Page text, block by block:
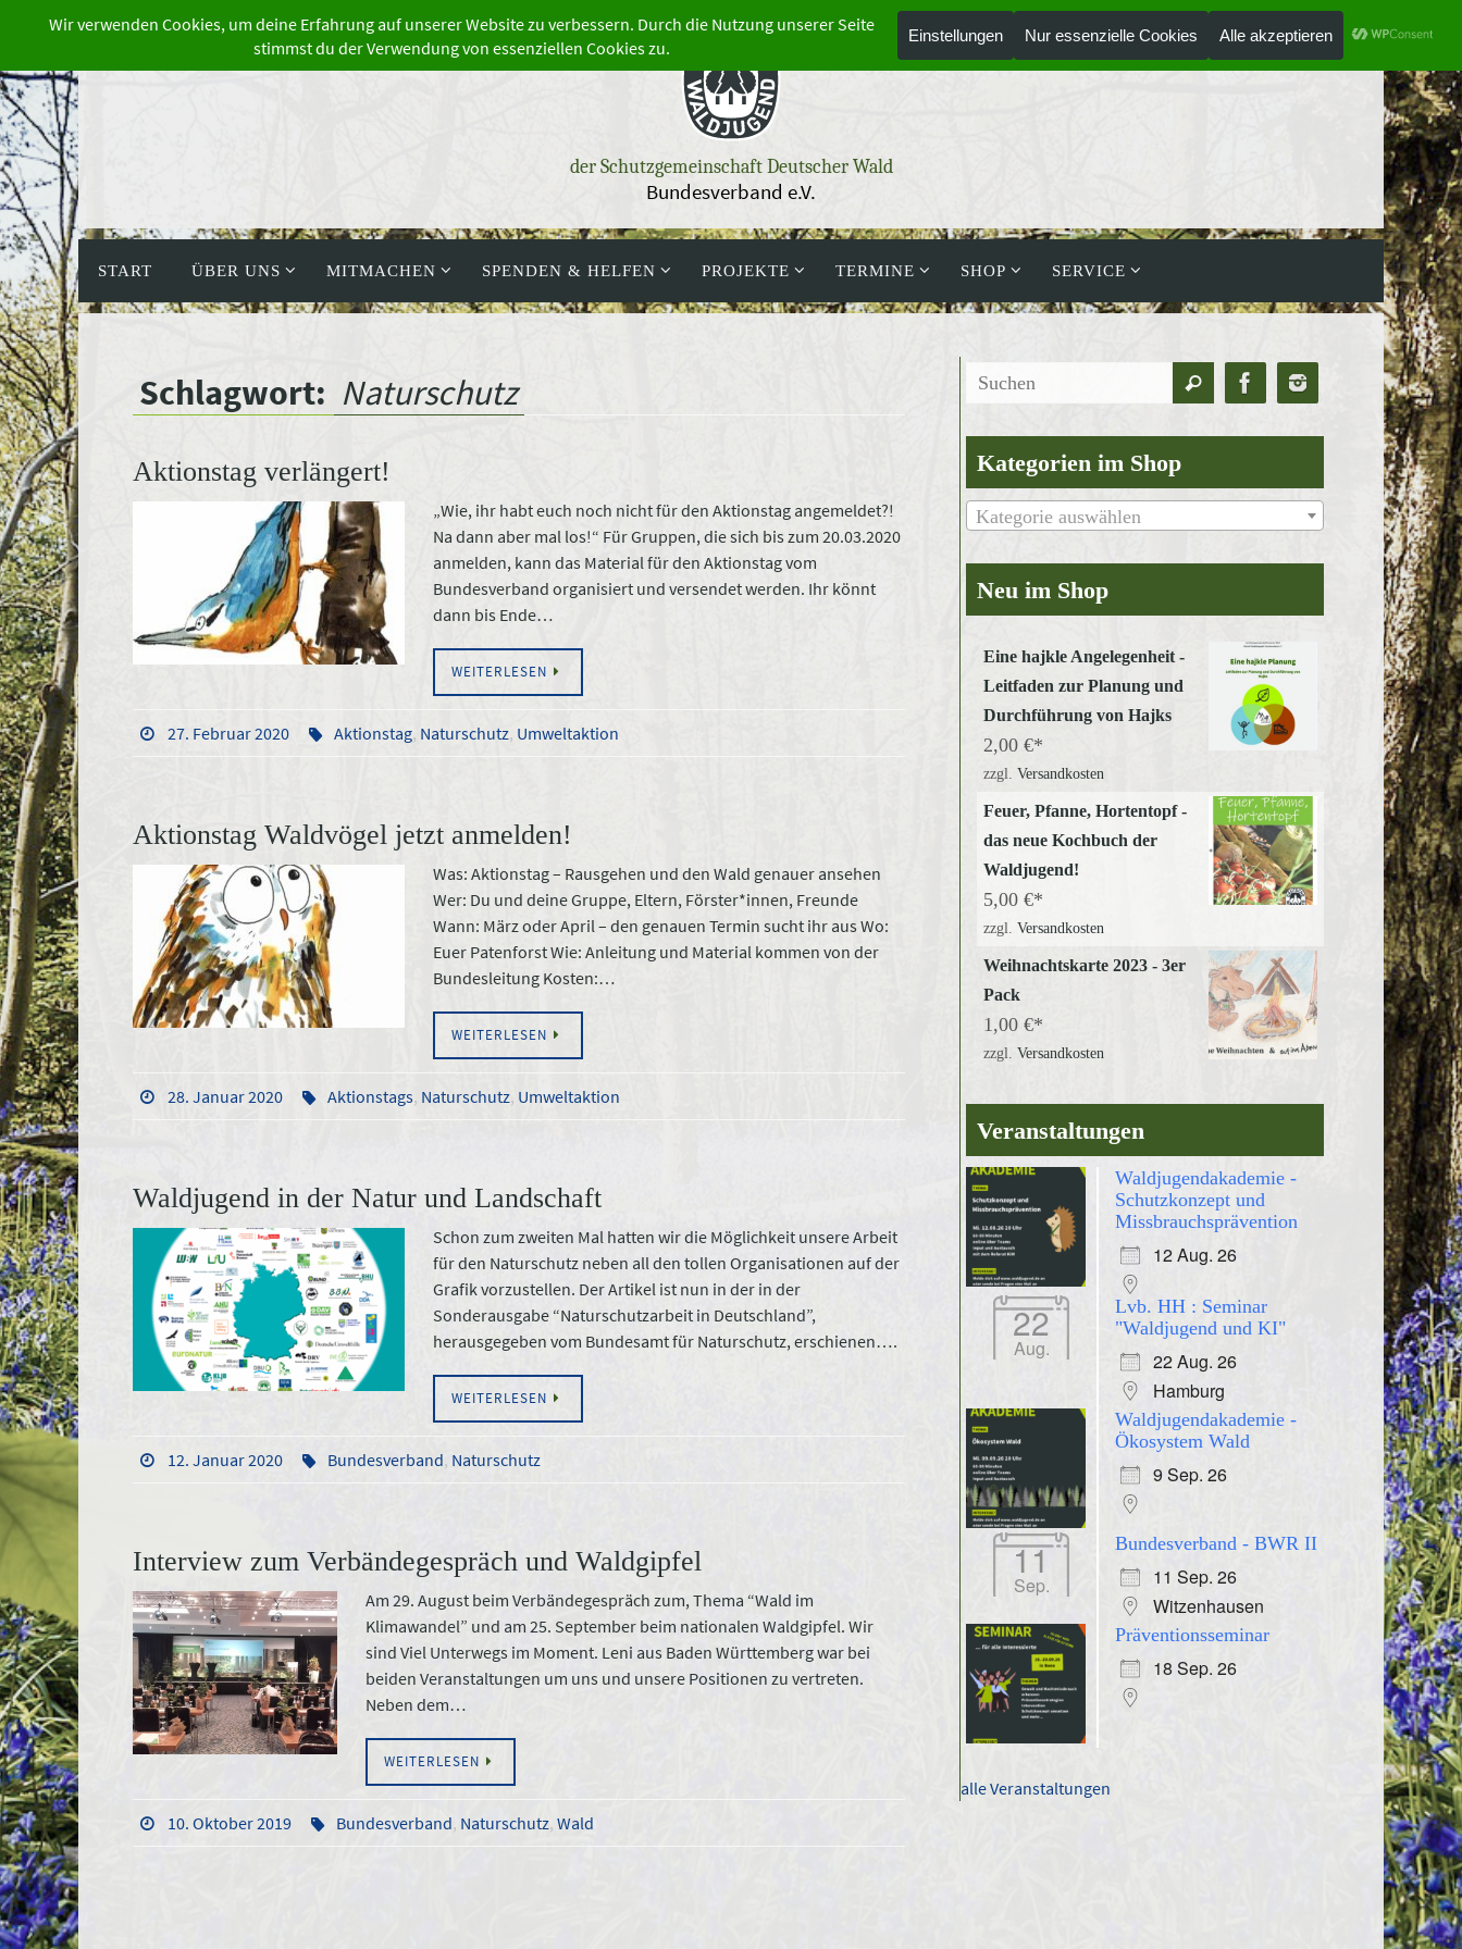
der Schutzgemeinschaft Deutscher Wald
Bundesverband e.V.
Inhalt
springen
START ÜBER UNS MITMACHEN SPENDEN & HELFEN PROJEKTE TERMINE SHOP SERVICE
Schlagwort: Naturschutz
Aktionstag verlängert!
„Wie, ihr habt euch noch nicht für den Aktionstag angemeldet?!
Na dann aber mal los!“ Für Gruppen, die sich bis zum 20.03.2020
anmelden, kann das Material für den Aktionstag vom
Bundesverband organisiert und versendet werden. Ihr könnt
dann bis Ende…
WEITERLESEN
27. Februar 2020 Aktionstag, Naturschutz, Umweltaktion
Aktionstag Waldvögel jetzt anmelden!
Was: Aktionstag – Rausgehen und den Wald genauer ansehen
Wer: Du und deine Gruppe, Eltern, Förster*innen, Freunde
Wann: März oder April – den genauen Termin sucht ihr aus Wo:
Euer Patenforst Wie: Anleitung und Material kommen von der
Bundesleitung Kosten:…
WEITERLESEN
28. Januar 2020 Aktionstags, Naturschutz, Umweltaktion
Waldjugend in der Natur und Landschaft
Schon zum zweiten Mal hatten wir die Möglichkeit unsere Arbeit
für den Naturschutz neben all den tollen Organisationen auf der
Grafik vorzustellen. Der Artikel ist nun in der in der
Sonderausgabe “Naturschutzarbeit in Deutschland”,
herausgegeben vom Bundesamt für Naturschutz, erschienen….
WEITERLESEN
12. Januar 2020 Bundesverband, Naturschutz
Interview zum Verbändegespräch und Waldgipfel
Am 29. August beim Verbändegespräch zum, Thema “Wald im
Klimawandel” und am 25. September beim nationalen Waldgipfel. Wir
sind Viel Unterwegs im Moment. Leni aus Baden Württemberg war bei
beiden Veranstaltungen um uns und unsere Positionen zu vertreten.
Neben dem…
WEITERLESEN
10. Oktober 2019 Bundesverband, Naturschutz,Wald
Suchen
nach:
Suchen
Kategorien im Shop
Kategorie auswählen
Neu im Shop
Eine hajkle Angelegenheit -
Leitfaden zur Planung und
Durchführung von Hajks
2,00 €
zzgl. Versandkosten
Feuer, Pfanne, Hortentopf -
das neue Kochbuch der
Waldjugend!
5,00 €
zzgl. Versandkosten
Weihnachtskarte 2023 - 3er
Pack
1,00 €
zzgl. Versandkosten
Veranstaltungen
Waldjugendakademie -
Schutzkonzept und
Missbrauchsprävention
12 Aug. 26
22
Aug.
Lvb. HH : Seminar
"Waldjugend und KI"
22 Aug. 26
Hamburg
Waldjugendakademie -
Ökosystem Wald
9 Sep. 26
11
Sep.
Bundesverband - BWR II
11 Sep. 26
Witzenhausen
Präventionsseminar
18 Sep. 26
alle Veranstaltungen